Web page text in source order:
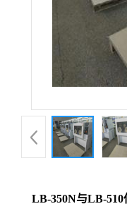
品
厅
LB-350N与LB-